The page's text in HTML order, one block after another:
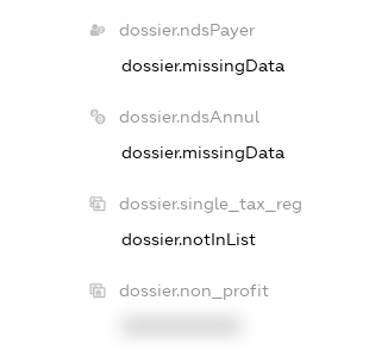
dossier.ndsPayer
dossier.missingData
dossier.ndsAnnul
dossier.missingData
dossier.single_tax_reg
dossier.notInList
dossier.non_profit